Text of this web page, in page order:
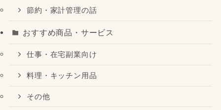
節約・家計管理の話
おすすめ商品・サービス
仕事・在宅副業向け
料理・キッチン用品
その他